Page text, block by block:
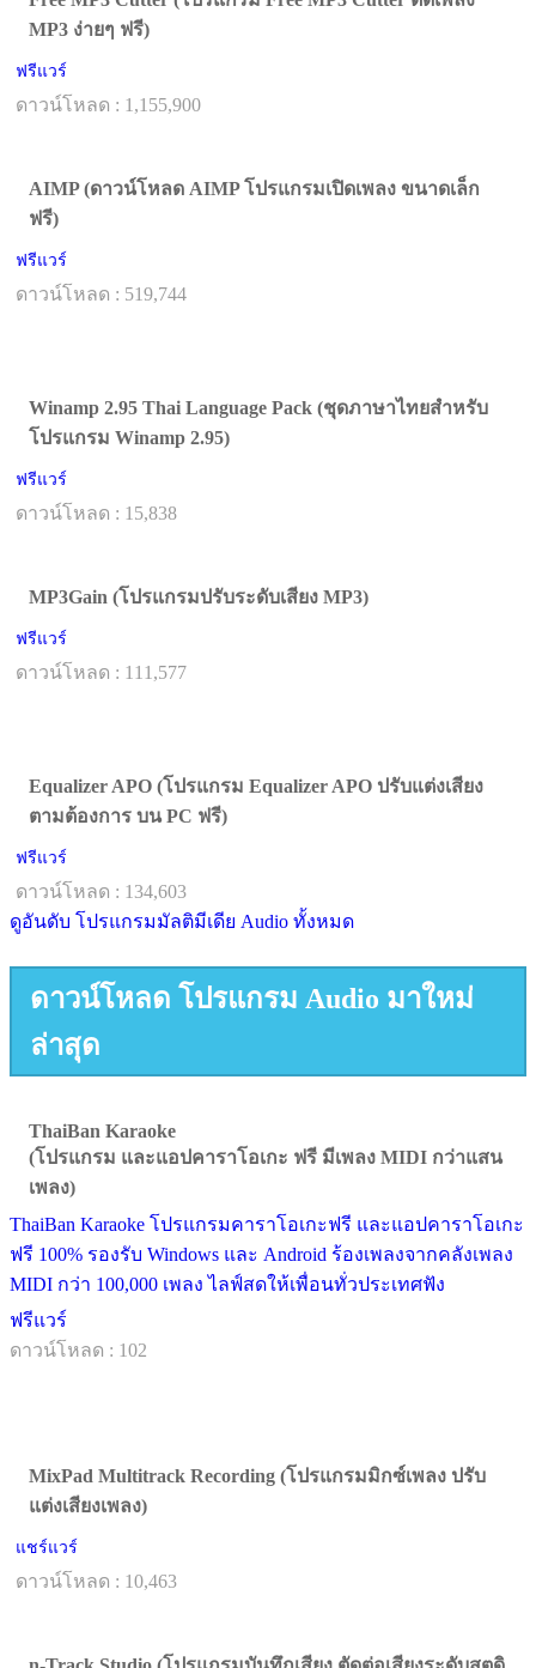
MP3 ง่ายๆ ฟรี)
ฟรีแวร์
ดาวน์โหลด : 1,155,900
AIMP (ดาวน์โหลด AIMP โปรแกรมเปิดเพลง ขนาดเล็ก
ฟรี)
ฟรีแวร์
ดาวน์โหลด : 519,744
Winamp 2.95 Thai Language Pack (ชุดภาษาไทยสำหรับ
โปรแกรม Winamp 2.95)
ฟรีแวร์
ดาวน์โหลด : 15,838
MP3Gain (โปรแกรมปรับระดับเสียง MP3)
ฟรีแวร์
ดาวน์โหลด : 111,577
Equalizer APO (โปรแกรม Equalizer APO ปรับแต่งเสียง
ตามต้องการ บน PC ฟรี)
ฟรีแวร์
ดาวน์โหลด : 134,603
ดูอันดับ โปรแกรมมัลติมีเดีย Audio ทั้งหมด
ดาวน์โหลด โปรแกรม Audio มาใหม่
ล่าสุด
ThaiBan Karaoke
(โปรแกรม และแอปคาราโอเกะ ฟรี มีเพลง MIDI กว่าแสน
เพลง)
ThaiBan Karaoke โปรแกรมคาราโอเกะฟรี และแอปคาราโอเกะ
ฟรี 100% รองรับ Windows และ Android ร้องเพลงจากคลังเพลง
MIDI กว่า 100,000 เพลง ไลฟ์สดให้เพื่อนทั่วประเทศฟัง
ฟรีแวร์
ดาวน์โหลด : 102
MixPad Multitrack Recording (โปรแกรมมิกซ์เพลง ปรับ
แต่งเสียงเพลง)
แชร์แวร์
ดาวน์โหลด : 10,463